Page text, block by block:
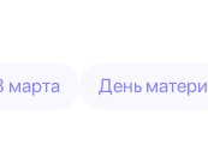
марта День матери